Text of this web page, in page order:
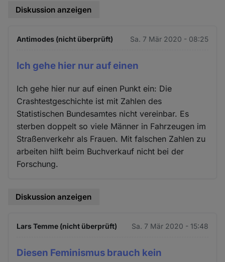
Diskussion anzeigen
Antimodes (nicht überprüft) Sa. 7 Mär 2020 - 08:25
Ich gehe hier nur auf einen
Ich gehe hier nur auf einen Punkt ein: Die
Crashtestgeschichte ist mit Zahlen des
Statistischen Bundesamtes nicht vereinbar. Es
sterben doppelt so viele Männer in Fahrzeugen im
Straßenverkehr als Frauen. Mit falschen Zahlen zu
arbeiten hilft beim Buchverkauf nicht bei der
Forschung.
Diskussion anzeigen
Lars Temme (nicht überprüft) Sa. 7 Mär 2020 - 15:48
Diesen Feminismus brauch kein